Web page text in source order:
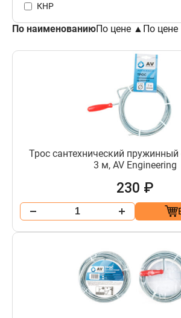
КНР
По наименованиюПо цене ▲ По
Трос сантехнический
3 м, AV Engineering
230 ₽